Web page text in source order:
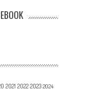
2021 2022 2023 2024